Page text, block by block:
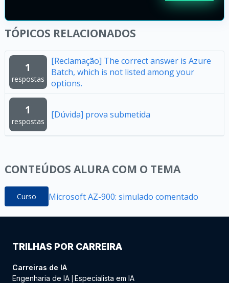
TÓPICOS RELACIONADOS
1
respostas
[Reclamação] The correct answer is Azure
Batch, which is not listed among your
options.
1
respostas
[Dúvida] prova submetida
CONTEÚDOS ALURA COM O TEMA
Curso Microsoft AZ-900: simulado comentado
TRILHAS POR CARREIRA
Carreiras de IA
Engenharia de IA Especialista em IA